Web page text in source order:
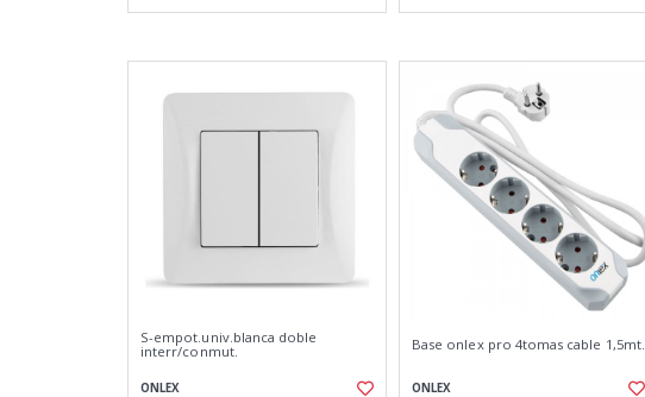
S-empot.univ.blanca doble
interr/conmut.
ONLEX
Base onlex pro 4tomas cable 1,5mt.
ONLEX